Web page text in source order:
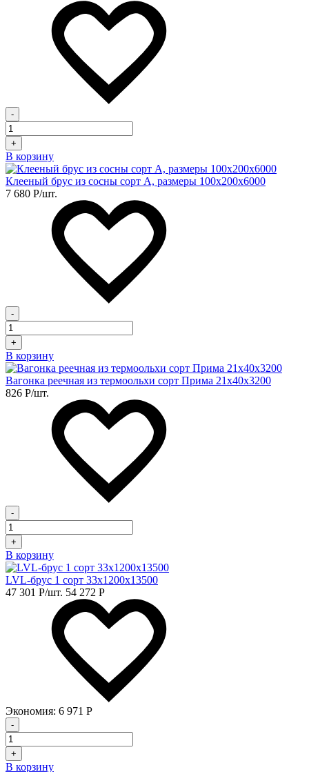
-
+
В корзину
Клееный брус из сосны сорт А, размеры 100х200х6000
7 680 Р/шт.
-
+
В корзину
Вагонка реечная из термоольхи сорт Прима 21х40х3200
826 Р/шт.
-
+
В корзину
LVL-брус 1 сорт 33х1200х13500
47 301 Р/шт. 54 272 Р
Экономия: 6 971 Р
-
+
В корзину